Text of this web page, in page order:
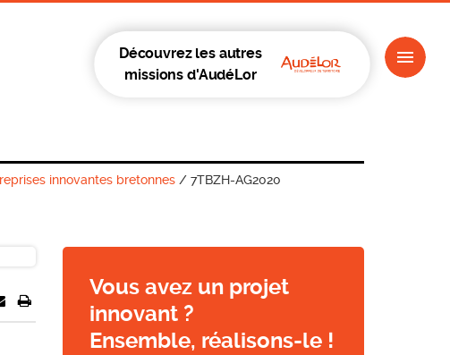
Découvrez les autres
missions d'AudéLor
innovantes bretonnes /7TBZH-AG2020
Vous avez un projet
innovant ?
Ensemble, réalisons-le !